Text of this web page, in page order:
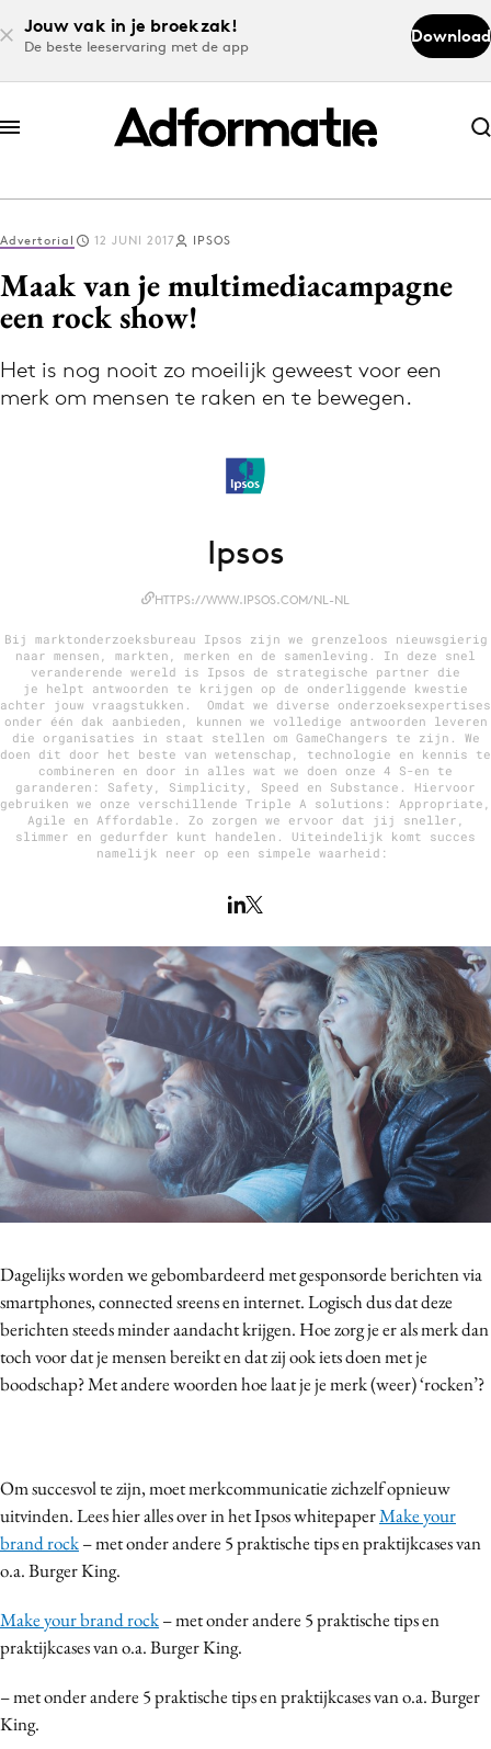
Jouw vak in je broekzak!
De beste leeservaring met de app
Download
Abonneer nu
Abonneer nu
Log in
Volg het laatste nieuws via de Adformatie
Nieuws app
9 sept: GenAI-training
12 nov: MarketingLive!
Adverteren
Events
Opleidingen
Vacatures
Artificial Intelligence
Bureaus
Campagnes
Carriere
Contentmarketing
Craft
Customer Experience
Data & Insights
Digital transformation
Diversiteit
Effectiviteit
Gedragsverandering
Influencer marketing
Media
Merkstrategie
Purpose Marketing
Reputatie & crisis
Advertorial 12 JUNI 2017 IPSOS
Maak van je multimediacampagne
een rock show!
Het is nog nooit zo moeilijk geweest voor een
merk om mensen te raken en te bewegen.
Ipsos
HTTPS://WWW.IPSOS.COM/NL-NL
Bij marktonderzoeksbureau Ipsos zijn we grenzeloos nieuwsgierig
naar mensen, markten, merken en de samenleving. In deze snel
veranderende wereld is Ipsos de strategische partner die
je helpt antwoorden te krijgen op de onderliggende kwestie
achter jouw vraagstukken. Omdat we diverse onderzoeksexpertises
onder één dak aanbieden, kunnen we volledige antwoorden leveren
die organisaties in staat stellen om GameChangers te zijn. We
doen dit door het beste van wetenschap, technologie en kennis te
combineren en door in alles wat we doen onze 4 S-en te
garanderen: Safety, Simplicity, Speed en Substance. Hiervoor
gebruiken we onze verschillende Triple A solutions: Appropriate,
Agile en Affordable. Zo zorgen we ervoor dat jij sneller,
slimmer en gedurfder kunt handelen. Uiteindelijk komt succes
namelijk neer op een simpele waarheid:
Dagelijks worden we gebombardeerd met gesponsorde berichten via
smartphones, connected sreens en internet. Logisch dus dat deze
berichten steeds minder aandacht krijgen. Hoe zorg je er als merk dan
toch voor dat je mensen bereikt en dat zij ook iets doen met je
boodschap? Met andere woorden hoe laat je je merk (weer) ‘rocken’?
Om succesvol te zijn, moet merkcommunicatie zichzelf opnieuw
uitvinden. Lees hier alles over in het Ipsos whitepaperMake your
brand rock– met onder andere 5 praktische tips en praktijkcases van
o.a. Burger King.
Make your brand rock– met onder andere 5 praktische tips en
praktijkcases van o.a. Burger King.
– met onder andere 5 praktische tips en praktijkcases van o.a. Burger
King.